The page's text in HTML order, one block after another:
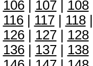
106| 107| 108|
116| 117| 118|
126| 127| 128|
136| 137| 138|